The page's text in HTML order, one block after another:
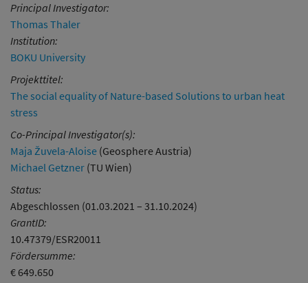
Principal Investigator:
Thomas Thaler
Institution:
BOKU University
Projekttitel:
The social equality of Nature-based Solutions to urban heat
stress
Co-Principal Investigator(s):
Maja Žuvela-Aloise (Geosphere Austria)
Michael Getzner (TU Wien)
Status:
Abgeschlossen (01.03.2021 – 31.10.2024)
GrantID:
10.47379/ESR20011
Fördersumme:
€ 649.650